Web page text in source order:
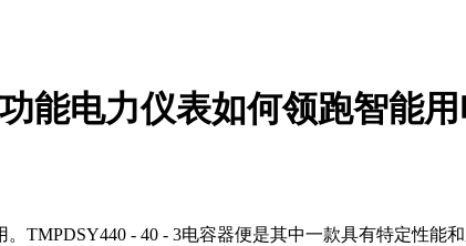
电力仪表如何领跑智能用
TMPDSY440 - 40 - 3电容器便是其中一款具有特定性能